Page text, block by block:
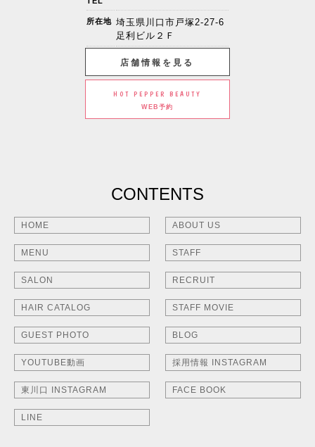
所在地 埼玉県川口市戸塚2-27-6
足利ビル２Ｆ
店舗情報を見る
HOT PEPPER BEAUTY
WEB予約
CONTENTS
HOME ABOUT US
MENU STAFF
SALON RECRUIT
HAIR CATALOG STAFF MOVIE
GUEST PHOTO BLOG
YOUTUBE動画 採用情報 INSTAGRAM
東川口 INSTAGRAM FACE BOOK
LINE